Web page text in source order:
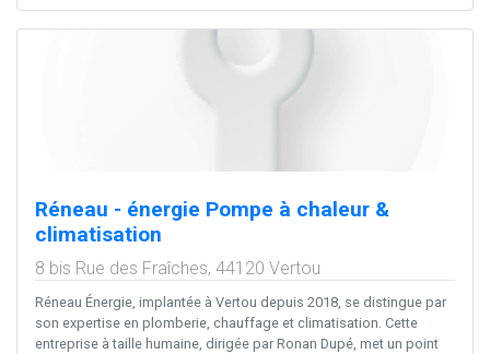
Réneau - énergie Pompe à chaleur &
climatisation
8 bis Rue des Fraîches, 44120 Vertou
Réneau Énergie, implantée à Vertou depuis 2018, se distingue par
son expertise en plomberie, chauffage et climatisation. Cette
entreprise à taille humaine, dirigée par Ronan Dupé, met un point